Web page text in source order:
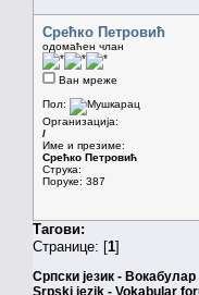
Срећко Петровић
одомаћен члан
Ван мреже
Пол:
Организација:
/
Име и презиме:
Срећко Петровић
Струка:
Поруке: 387
Тагови:
Странице: [1]
Српски језик -
Srpski jezik - Vokabular